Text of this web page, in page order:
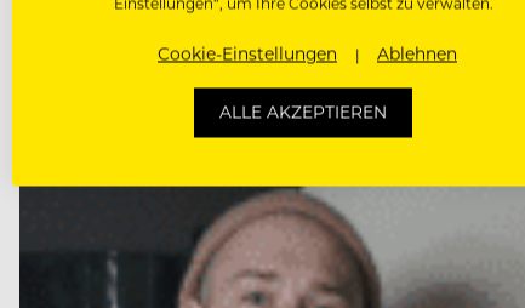
Spitzenköche Lukas Kapeller und Michael
Cookie-Einstellungen Ablehnen
ALLE AKZEPTIEREN